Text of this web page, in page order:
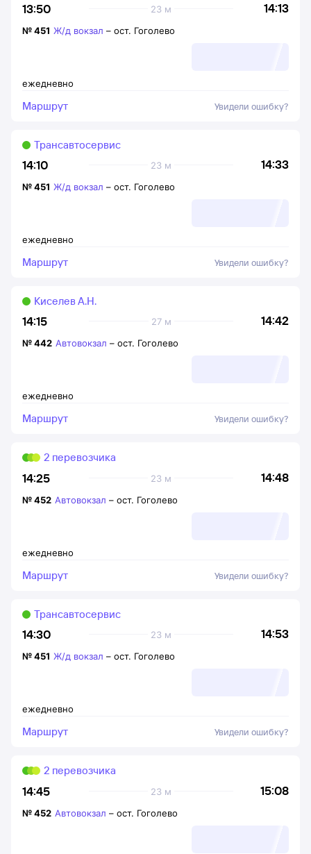
13:50 14:13
23 м
ежедневно
№451 Ж/д вокзал – ост. Гоголево
Маршрут Увидели ошибку?
14:10 14:33
23 м
Трансавтосервис
ежедневно
№451 Ж/д вокзал – ост. Гоголево
Маршрут Увидели ошибку?
14:15 14:42
27 м
Киселев А.Н.
ежедневно
№442 Автовокзал – ост. Гоголево
Маршрут Увидели ошибку?
14:25 14:48
23 м
2 перевозчика
ежедневно
№452 Автовокзал – ост. Гоголево
Маршрут Увидели ошибку?
14:30 14:53
23 м
Трансавтосервис
ежедневно
№451 Ж/д вокзал – ост. Гоголево
Маршрут Увидели ошибку?
14:45 15:08
23 м
2 перевозчика
№452 Автовокзал – ост. Гоголево